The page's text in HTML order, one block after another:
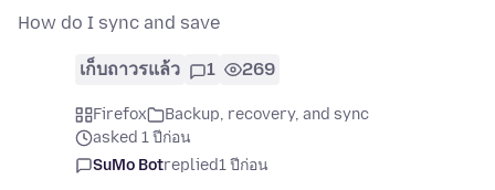
How do I sync and save
เก็บถาวรแล้ว 1 269
Firefox
Backup, recovery, and sync
asked 1 ปีก่อน
SuMo Botreplied1 ปีก่อน